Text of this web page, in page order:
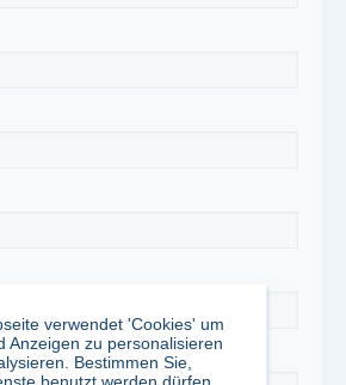
verwendet 'Cookies' um
Anzeigen zu personalisieren
Bestimmen Sie,
benutzt werden dürfen